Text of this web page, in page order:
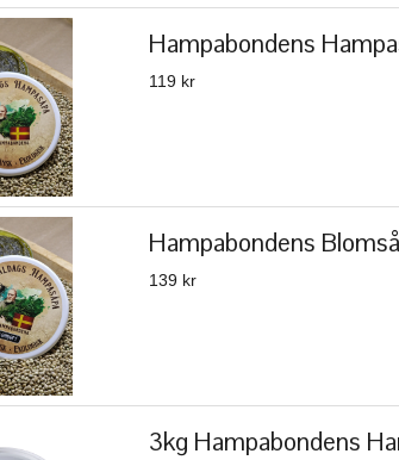
Hampabondens
119 kr
Hampabondens
139 kr
3kg Hampabondens